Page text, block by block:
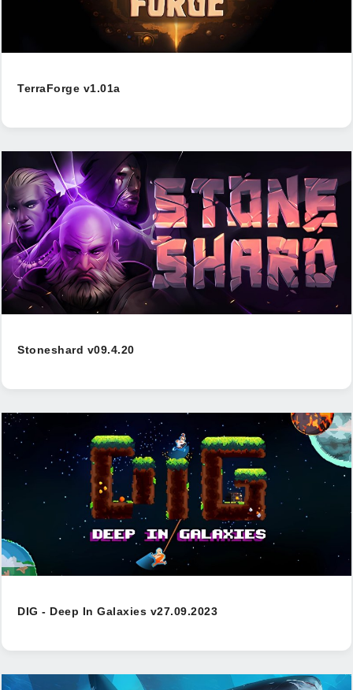
TerraForge v1.01a
Stoneshard v09.4.20
DIG - Deep In Galaxies v27.09.2023